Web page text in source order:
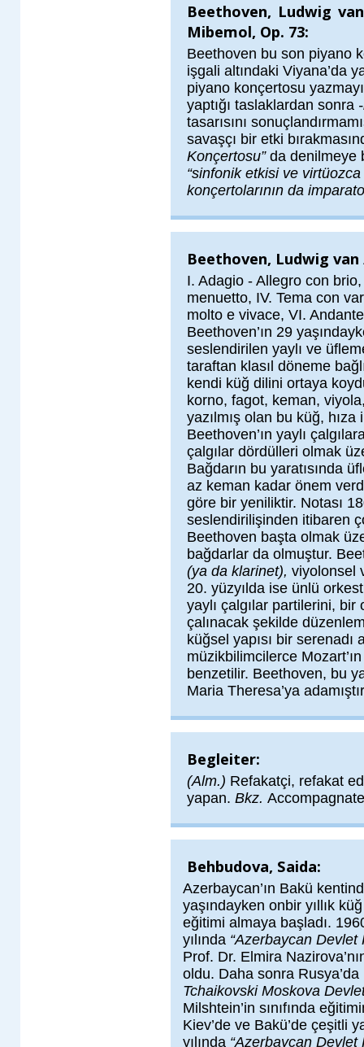
Beethoven, Ludwig
Mibemol, Op. 73:
Beethoven bu son piyano
işgali altındaki Viyana’da
piyano konçertosu
yaptığı taslaklardan sonra
tasarısını
savaşçı bir etki
Konçertosu” da denilmeye
“sinfonik etkisi ve
konçertolarının da
Beethoven, Ludwig
I. Adagio - Allegro con
menuetto, IV. Tema con
molto e vivace, VI.
Beethoven’ın 29
seslendirilen yaylı ve
taraftan klasıl döneme
kendi küğ dilini ortaya
korno, fagot, keman,
yazılmış olan bu küğ,
Beethoven’ın yaylı
çalgılar dördülleri olmak
Bağdarın bu yaratısında
az keman kadar önem
göre bir yeniliktir. Notası
seslendirilişinden itibaren
Beethoven başta olmak
bağdarlar da olmuştur.
(ya da klarinet), viyolonsel
20. yüzyılda ise ünlü
yaylı çalgılar partilerini, bir
çalınacak şekilde
küğsel yapısı bir serenadı
müzikbilimcilerce
benzetilir. Beethoven, bu
Maria Theresa’ya
Begleiter:
(Alm.) Refakatçi, refakat
yapan. Bkz.
Behbudova, Saida:
Azerbaycan’ın Bakü
yaşındayken onbir yıllık
eğitimi almaya başladı.
yılında “Azerbaycan Devlet
Prof. Dr. Elmira
oldu. Daha sonra Rusya’da
Tchaikovski Moskova
Milshtein’in sınıfında
Kiev’de ve Bakü’de çeşitli
yılında “Azerbaycan Devlet